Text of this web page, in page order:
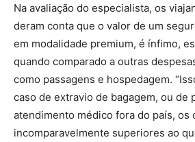
Na avaliação do especialista, os
deram conta que o valor de um
em modalidade premium, é ínfimo,
quando comparado a outras
como passagens e hospedagem.
caso de extravio de bagagem, ou de
atendimento médico fora do país, os
incomparavelmente superiores ao